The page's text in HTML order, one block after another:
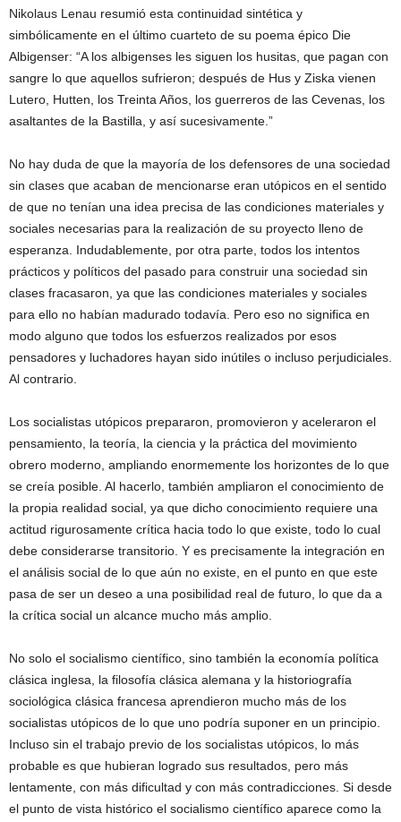
Nikolaus Lenau resumió esta continuidad sintética y
simbólicamente en el último cuarteto de su poema épico Die
Albigenser: “A los albigenses les siguen los husitas, que pagan con
sangre lo que aquellos sufrieron; después de Hus y Ziska vienen
Lutero, Hutten, los Treinta Años, los guerreros de las Cevenas, los
asaltantes de la Bastilla, y así sucesivamente.”
No hay duda de que la mayoría de los defensores de una sociedad
sin clases que acaban de mencionarse eran utópicos en el sentido
de que no tenían una idea precisa de las condiciones materiales y
sociales necesarias para la realización de su proyecto lleno de
esperanza. Indudablemente, por otra parte, todos los intentos
prácticos y políticos del pasado para construir una sociedad sin
clases fracasaron, ya que las condiciones materiales y sociales
para ello no habían madurado todavía. Pero eso no significa en
modo alguno que todos los esfuerzos realizados por esos
pensadores y luchadores hayan sido inútiles o incluso perjudiciales.
Al contrario.
Los socialistas utópicos prepararon, promovieron y aceleraron el
pensamiento, la teoría, la ciencia y la práctica del movimiento
obrero moderno, ampliando enormemente los horizontes de lo que
se creía posible. Al hacerlo, también ampliaron el conocimiento de
la propia realidad social, ya que dicho conocimiento requiere una
actitud rigurosamente crítica hacia todo lo que existe, todo lo cual
debe considerarse transitorio. Y es precisamente la integración en
el análisis social de lo que aún no existe, en el punto en que este
pasa de ser un deseo a una posibilidad real de futuro, lo que da a
la crítica social un alcance mucho más amplio.
No solo el socialismo científico, sino también la economía política
clásica inglesa, la filosofía clásica alemana y la historiografía
sociológica clásica francesa aprendieron mucho más de los
socialistas utópicos de lo que uno podría suponer en un principio.
Incluso sin el trabajo previo de los socialistas utópicos, lo más
probable es que hubieran logrado sus resultados, pero más
lentamente, con más dificultad y con más contradicciones. Si desde
el punto de vista histórico el socialismo científico aparece como la